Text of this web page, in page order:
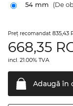
54 mm (De
Preţ recomandat 835,43
668,35
incl. 21.00% TVA
Adaugă în